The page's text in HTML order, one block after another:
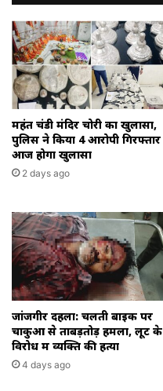
आंकलन
पर
लगी
मुहर
महंत चंडी मंदिर चोरी का खुलासा,
पुलिस ने किया 4 आरोपी गिरफ्तार
आज होगा खुलासा
2 days ago
जांजगीर दहला: चलती बाइक पर
चाकुओं से ताबड़तोड़ हमला, लूट के
विरोध में व्यक्ति की हत्या
4 days ago